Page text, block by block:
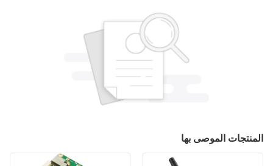
المعمل
المنتجات الموصى بها